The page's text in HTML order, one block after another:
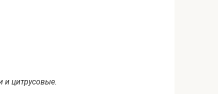
цитрусовые.